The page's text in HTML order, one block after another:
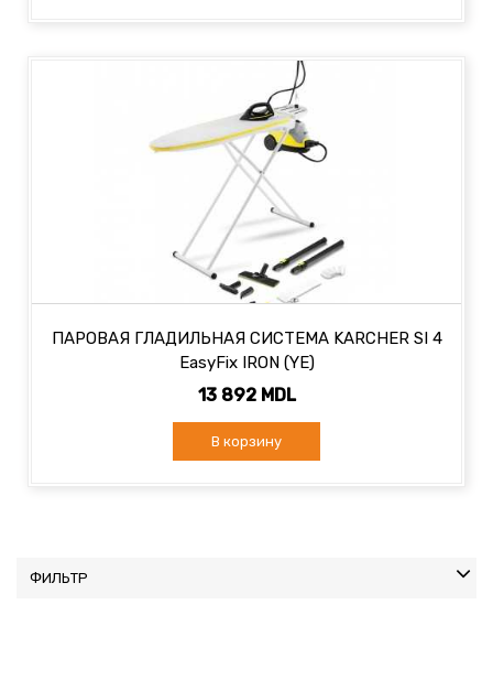
ПАРОВАЯ ГЛАДИЛЬНАЯ СИСТЕМА KARCHER SI 4
EasyFix IRON (YE)
13 892 MDL
В корзину
ФИЛЬТР